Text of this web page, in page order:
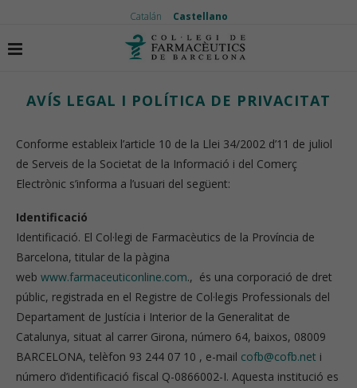
Catalán Castellano
Inicio Avís legal i política de privacitat
AVÍS LEGAL I POLÍTICA DE PRIVACITAT
Conforme estableix l’article 10 de la Llei 34/2002 d’11 de juliol
de Serveis de la Societat de la Informació i del Comerç
Electrònic s’informa a l’usuari del següent:
Identificació
Identificació. El Col·legi de Farmacèutics de la Província de
Barcelona, titular de la pàgina
web www.farmaceuticonline.com., és una corporació de dret
públic, registrada en el Registre de Col·legis Professionals del
Departament de Justícia i Interior de la Generalitat de
Catalunya, situat al carrer Girona, número 64, baixos, 08009
BARCELONA, telèfon 93 244 07 10 , e-mail cofb@cofb.net i
número d’identificació fiscal Q-0866002-I. Aquesta institució es